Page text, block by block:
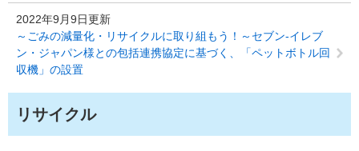
2022年9月9日更新
～ごみの減量化・リサイクルに取り組もう！～セブン-イレブ
ン・ジャパン様との包括連携協定に基づく、「ペットボトル回
収機」の設置
リサイクル